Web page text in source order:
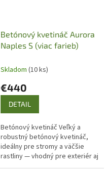
Betónový kvetináč Aurora
Naples S (viac farieb)
Skladom (10 ks)
€440
DETAIL
Betónový kvetináč Veľký a
robustný betónový kvetináč,
ideálny pre stromy a väčšie
rastliny — vhodný pre exteriér aj
priestranné interiéry. Vďaka